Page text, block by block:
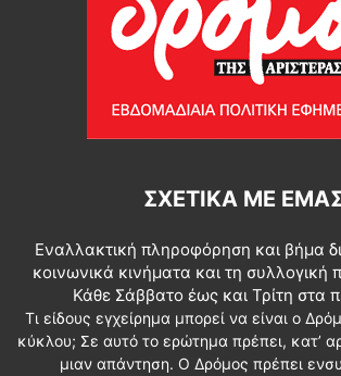
ΣΧΕΤΙΚΆ ΜΕ
Εναλλακτική πληροφόρηση και βήμα
κοινωνικά κινήματα και τη συλλογική
Κάθε Σάββατο έως και Τρίτη στα
Τι είδους εγχείρημα μπορεί να είναι ο
κύκλου; Σε αυτό το ερώτημα πρέπει, κατ’
μιαν απάντηση. Ο Δρόμος πρέπει